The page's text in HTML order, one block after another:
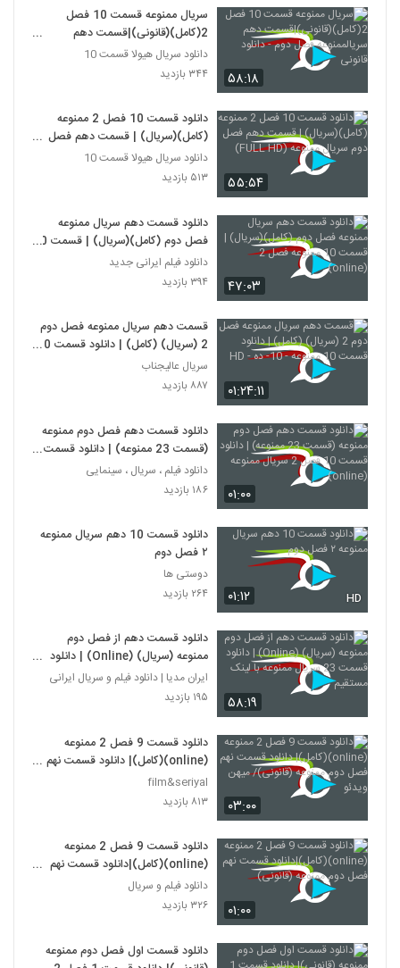
۵۸:۱۸
سریال ممنوعه قسمت 10 فصل
2(کامل)(قانونی)|قسمت دهم
سریالممنوعه فصل دوم - دانلود قانونی
دانلود سریال هیولا قسمت 10
۳۴۴ بازدید
۵۵:۵۴
دانلود قسمت 10 فصل 2 ممنوعه
(کامل)(سریال) | قسمت دهم فصل
دوم سریال ممنوعه (FULL HD)
دانلود سریال هیولا قسمت 10
۵۱۳ بازدید
۴۷:۰۳
دانلود قسمت دهم سریال ممنوعه
فصل دوم (کامل)(سریال) | قسمت 10
ممنوعه فصل 2 (online)
دانلود فیلم ایرانی جدید
۳۹۴ بازدید
۰۱:۲۴:۱۱
قسمت دهم سریال ممنوعه فصل دوم
2 (سریال) (کامل) | دانلود قسمت 10
ممنوعه - 10- ده - HD
سریال عالیجناب
۸۸۷ بازدید
۰۱:۰۰
دانلود قسمت دهم فصل دوم ممنوعه
(قسمت 23 ممنوعه) | دانلود قسمت
10 فصل 2 سریال ممنوعه (online)
دانلود فیلم ، سریال ، سینمایی
۱۸۶ بازدید
۰۱:۱۲ HD
دانلود قسمت 10 دهم سریال ممنوعه
۲ فصل دوم
دوستی ها
۲۶۴ بازدید
۵۸:۱۹
دانلود قسمت دهم از فصل دوم
ممنوعه (سریال) (Online) | دانلود
قسمت 23 سریال ممنوعه با لینک
مستقیم
ایران مدیا | دانلود فیلم و سریال ایرانی
۱۹۵ بازدید
۰۳:۰۰
دانلود قسمت 9 فصل 2 ممنوعه
(online)(کامل)| دانلود قسمت نهم
فصل دوم ممنوعه (قانونی)/ میهن
ویدئو
film&seriyal
۸۱۳ بازدید
۰۱:۰۰
دانلود قسمت 9 فصل 2 ممنوعه
(online)(کامل)|دانلود قسمت نهم
فصل دوم ممنوعه (قانونی)
دانلود فیلم و سریال
۳۲۶ بازدید
دانلود قسمت اول فصل دوم ممنوعه